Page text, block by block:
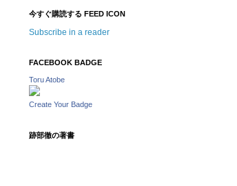
今すぐ購読する FEED ICON
Subscribe in a reader
FACEBOOK BADGE
Toru Atobe
Create Your Badge
跡部徹の著書